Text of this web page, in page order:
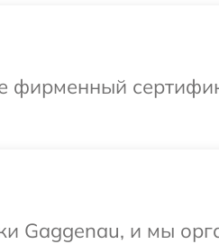
фирменный
Gaggenau, и мы